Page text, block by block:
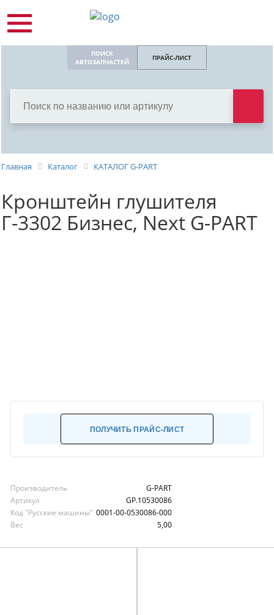
ПОИСК
АВТОЗАПЧАСТЕЙ
ПРАЙС-ЛИСТ
Главная Каталог КАТАЛОГ G-PART
Кронштейн глушителя
Г-3302 Бизнес, Next G-PART
ПОЛУЧИТЬ ПРАЙС-ЛИСТ
Производитель
G-PART
Артикул
GP.10530086
Код "Русские машины" 0001-00-0530086-000
Вес
5,00